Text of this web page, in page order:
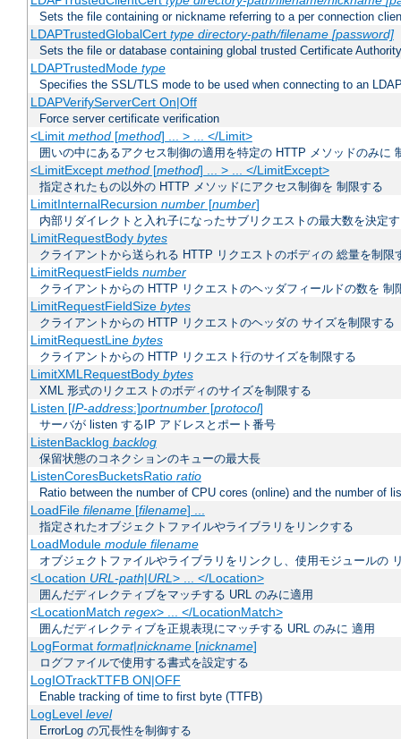
Sets the file containing or nickname referring to a per connection
LDAPTrustedGlobalCert type directory-path/filename [password]
Sets the file or database containing global trusted Certificate
LDAPTrustedMode type
Specifies the SSL/TLS mode to be used when connecting to an
LDAPVerifyServerCert On|Off
Force server certificate verification
<Limit method[method] ... > ... </Limit>
囲いの中にあるアクセス制御の適用を特定の HTTP メソッドのみに
<LimitExcept method[method] ... > ... </LimitExcept>
指定されたもの以外の HTTP メソッドにアクセス制御を 制限する
LimitInternalRecursion number[number]
内部リダイレクトと入れ子になったサブリクエストの最大数を決定
LimitRequestBody bytes
クライアントから送られる HTTP リクエストのボディの 総量を制限
LimitRequestFields number
クライアントからの HTTP リクエストのヘッダフィールドの数を 制
LimitRequestFieldSize bytes
クライアントからの HTTP リクエストのヘッダの サイズを制限する
LimitRequestLine bytes
クライアントからの HTTP リクエスト行のサイズを制限する
LimitXMLRequestBody bytes
XML 形式のリクエストのボディのサイズを制限する
Listen [IP-address:]portnumber[protocol]
サーバが listen するIP アドレスとポート番号
ListenBacklog backlog
保留状態のコネクションのキューの最大長
ListenCoresBucketsRatio ratio
Ratio between the number of CPU cores (online) and the number of
LoadFile filename[filename] ...
指定されたオブジェクトファイルやライブラリをリンクする
LoadModule module filename
オブジェクトファイルやライブラリをリンクし、使用モジュールの
<Location URL-path|URL> ... </Location>
囲んだディレクティブをマッチする URL のみに適用
<LocationMatch regex> ... </LocationMatch>
囲んだディレクティブを正規表現にマッチする URL のみに 適用
LogFormat format|nickname[nickname]
ログファイルで使用する書式を設定する
LogIOTrackTTFB ON|OFF
Enable tracking of time to first byte (TTFB)
LogLevel level
ErrorLog の冗長性を制御する